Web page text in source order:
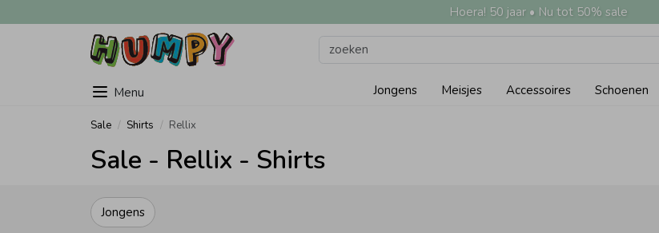
Hoera! 50 jaar • Nu tot 50% sale
Menu Jongens Meisjes Accessoires Schoenen
Sale Shirts Rellix
Sale - Rellix - Shirts
Jongens